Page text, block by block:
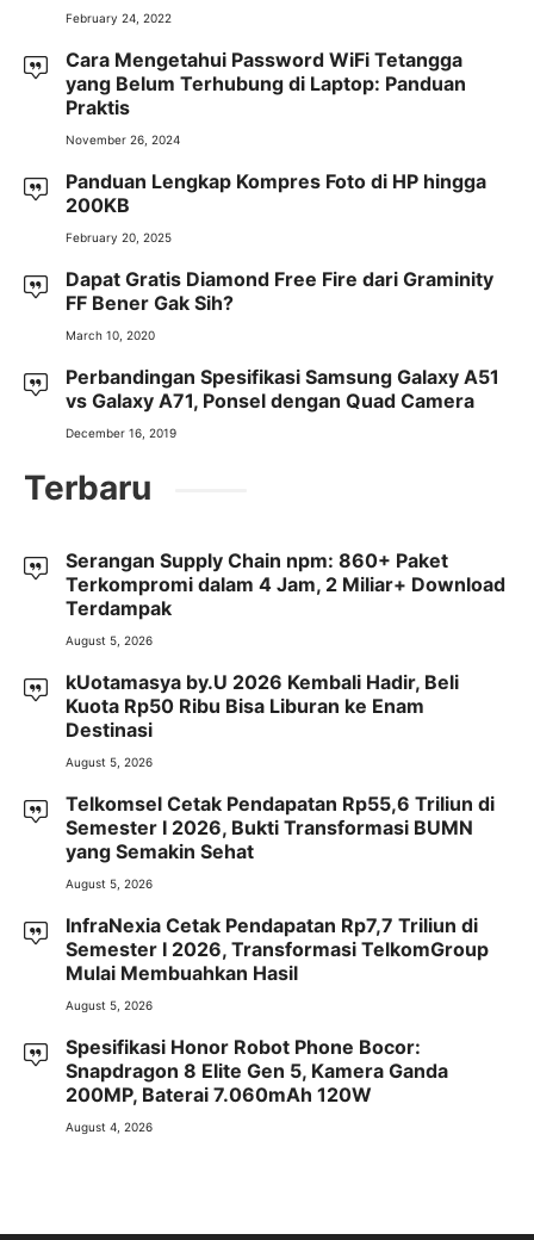
February 24, 2022
Cara Mengetahui Password WiFi Tetangga
yang Belum Terhubung di Laptop: Panduan
Praktis
November 26, 2024
Panduan Lengkap Kompres Foto di HP hingga
200KB
February 20, 2025
Dapat Gratis Diamond Free Fire dari Graminity
FF Bener Gak Sih?
March 10, 2020
Perbandingan Spesifikasi Samsung Galaxy A51
vs Galaxy A71, Ponsel dengan Quad Camera
December 16, 2019
Terbaru
Serangan Supply Chain npm: 860+ Paket
Terkompromi dalam 4 Jam, 2 Miliar+ Download
Terdampak
August 5, 2026
kUotamasya by.U 2026 Kembali Hadir, Beli
Kuota Rp50 Ribu Bisa Liburan ke Enam
Destinasi
August 5, 2026
Telkomsel Cetak Pendapatan Rp55,6 Triliun di
Semester I 2026, Bukti Transformasi BUMN
yang Semakin Sehat
August 5, 2026
InfraNexia Cetak Pendapatan Rp7,7 Triliun di
Semester I 2026, Transformasi TelkomGroup
Mulai Membuahkan Hasil
August 5, 2026
Spesifikasi Honor Robot Phone Bocor:
Snapdragon 8 Elite Gen 5, Kamera Ganda
200MP, Baterai 7.060mAh 120W
August 4, 2026